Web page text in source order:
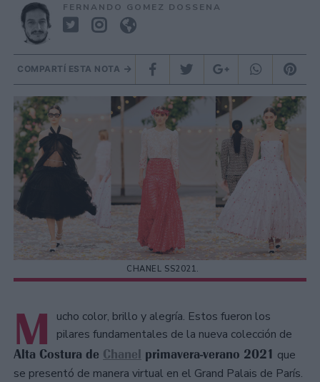
FERNANDO GOMEZ DOSSENA
COMPARTÍ ESTA NOTA
CHANEL SS2021.
M
ucho color, brillo y alegría. Estos fueron los
pilares fundamentales de la nueva colección de
Alta Costura de Chanel primavera-verano 2021 que
se presentó de manera virtual en el Grand Palais de París.